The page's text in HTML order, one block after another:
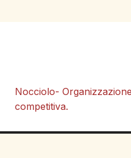
Nocciolo-
competitiva.